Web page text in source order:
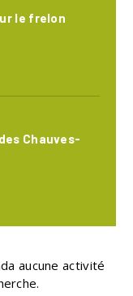
le frelon
Chauves-
aucune activité